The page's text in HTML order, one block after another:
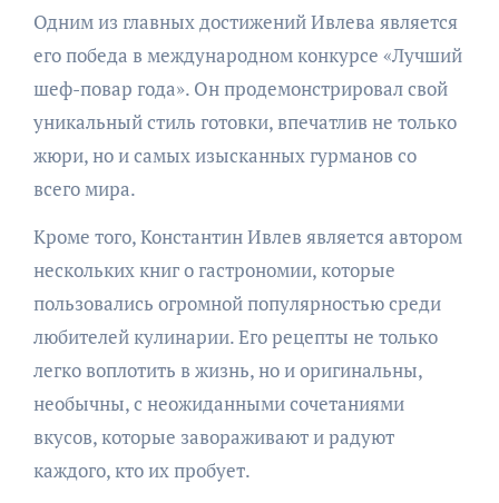
Одним из главных достижений Ивлева является
его победа в международном конкурсе «Лучший
шеф-повар года». Он продемонстрировал свой
уникальный стиль готовки, впечатлив не только
жюри, но и самых изысканных гурманов со
всего мира.
Кроме того, Константин Ивлев является автором
нескольких книг о гастрономии, которые
пользовались огромной популярностью среди
любителей кулинарии. Его рецепты не только
легко воплотить в жизнь, но и оригинальны,
необычны, с неожиданными сочетаниями
вкусов, которые завораживают и радуют
каждого, кто их пробует.